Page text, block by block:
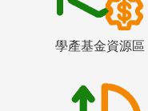
學產基金資源區